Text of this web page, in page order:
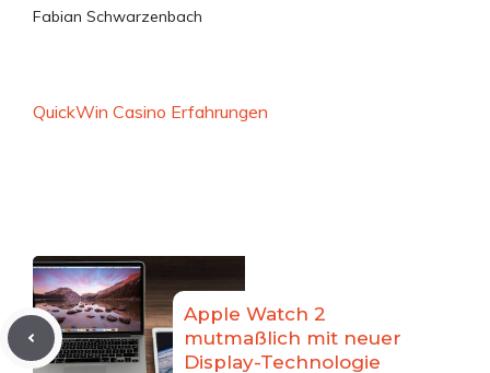
Fabian Schwarzenbach
QuickWin Casino Erfahrungen
Apple Watch 2
mutmaßlich mit neuer
Display-Technologie